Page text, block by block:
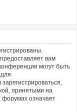
вам
могут быть
принятыми на
форумах означает